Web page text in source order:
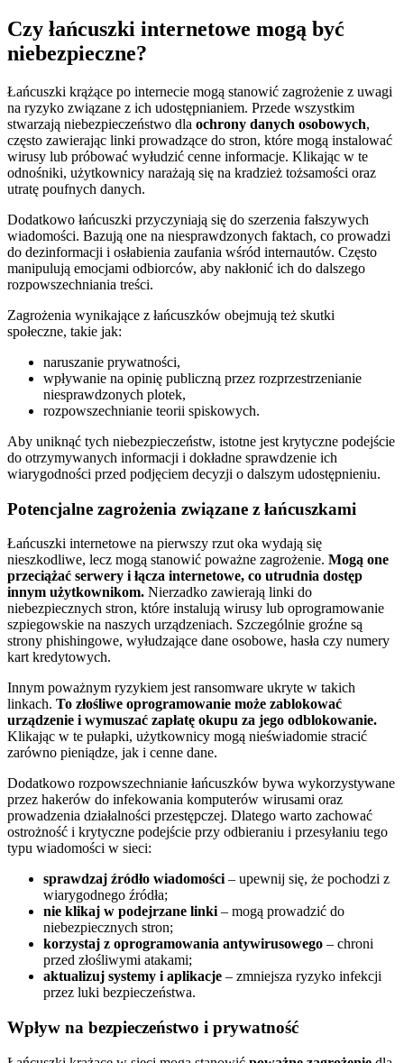
Czy łańcuszki internetowe mogą być
niebezpieczne?
Łańcuszki krążące po internecie mogą stanowić zagrożenie z uwagi
na ryzyko związane z ich udostępnianiem. Przede wszystkim
stwarzają niebezpieczeństwo dla ochrony danych osobowych,
często zawierając linki prowadzące do stron, które mogą instalować
wirusy lub próbować wyłudzić cenne informacje. Klikając w te
odnośniki, użytkownicy narażają się na kradzież tożsamości oraz
utratę poufnych danych.
Dodatkowo łańcuszki przyczyniają się do szerzenia fałszywych
wiadomości. Bazują one na niesprawdzonych faktach, co prowadzi
do dezinformacji i osłabienia zaufania wśród internautów. Często
manipulują emocjami odbiorców, aby nakłonić ich do dalszego
rozpowszechniania treści.
Zagrożenia wynikające z łańcuszków obejmują też skutki
społeczne, takie jak:
naruszanie prywatności,
wpływanie na opinię publiczną przez rozprzestrzenianie
niesprawdzonych plotek,
rozpowszechnianie teorii spiskowych.
Aby uniknąć tych niebezpieczeństw, istotne jest krytyczne podejście
do otrzymywanych informacji i dokładne sprawdzenie ich
wiarygodności przed podjęciem decyzji o dalszym udostępnieniu.
Potencjalne zagrożenia związane z łańcuszkami
Łańcuszki internetowe na pierwszy rzut oka wydają się
nieszkodliwe, lecz mogą stanowić poważne zagrożenie. Mogą one
przeciążać serwery i łącza internetowe, co utrudnia dostęp
innym użytkownikom. Nierzadko zawierają linki do
niebezpiecznych stron, które instalują wirusy lub oprogramowanie
szpiegowskie na naszych urządzeniach. Szczególnie groźne są
strony phishingowe, wyłudzające dane osobowe, hasła czy numery
kart kredytowych.
Innym poważnym ryzykiem jest ransomware ukryte w takich
linkach. To złośliwe oprogramowanie może zablokować
urządzenie i wymuszać zapłatę okupu za jego odblokowanie.
Klikając w te pułapki, użytkownicy mogą nieświadomie stracić
zarówno pieniądze, jak i cenne dane.
Dodatkowo rozpowszechnianie łańcuszków bywa wykorzystywane
przez hakerów do infekowania komputerów wirusami oraz
prowadzenia działalności przestępczej. Dlatego warto zachować
ostrożność i krytyczne podejście przy odbieraniu i przesyłaniu tego
typu wiadomości w sieci:
sprawdzaj źródło wiadomości – upewnij się, że pochodzi z
wiarygodnego źródła;
nie klikaj w podejrzane linki – mogą prowadzić do
niebezpiecznych stron;
korzystaj z oprogramowania antywirusowego – chroni
przed złośliwymi atakami;
aktualizuj systemy i aplikacje – zmniejsza ryzyko infekcji
przez luki bezpieczeństwa.
Wpływ na bezpieczeństwo i prywatność